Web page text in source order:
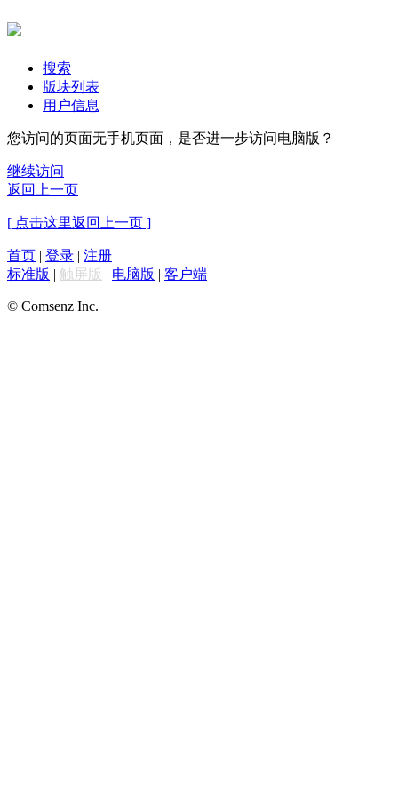
搜索
版块列表
用户信息
您访问的页面无手机页面，是否进一步访问电脑版？
继续访问
返回上一页
[ 点击这里返回上一页 ]
首页 | 登录 | 注册
标准版 | 触屏版 | 电脑版 | 客户端
© Comsenz Inc.